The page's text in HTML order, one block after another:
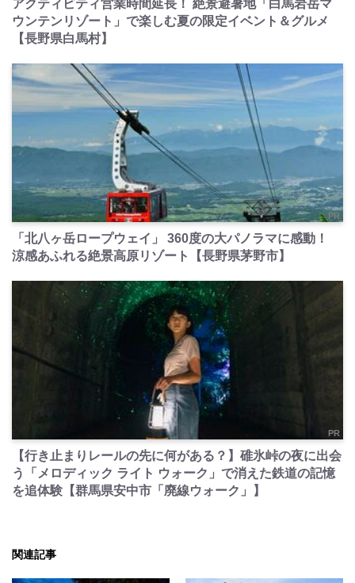
アクティビティ営業時間延長！ 絶景避暑地「白馬岩岳マ
ウンテンリゾート」で楽しむ夏の限定イベント＆グルメ
【長野県白馬村】
PR
「北八ヶ岳ロープウェイ」 360度の大パノラマに感動！
涼感あふれる絶景高原リゾート【長野県茅野市】
PR
【行き止まりレールの先に何がある？】碓氷峠の夜に出会
う「メロディック ライト ウォーク」で消えた鉄道の記憶
を追体験【群馬県安中市「廃線ウォーク」】
関連記事